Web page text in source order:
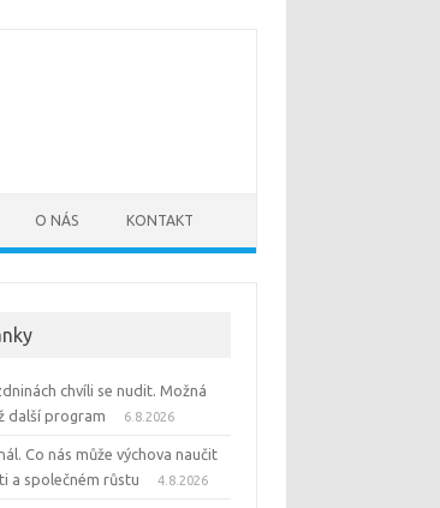
O NÁS KONTAKT
chvíli se nudit. Možná
další program
6.8.2026
Co nás může výchova naučit
a společném růstu
4.8.2026